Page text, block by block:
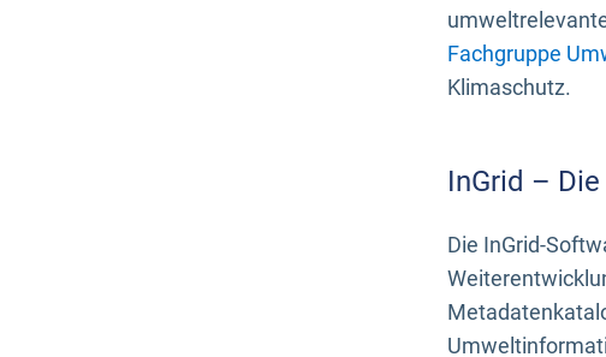
Fachgruppe
Klimaschutz.
InGrid –
Die InGrid-